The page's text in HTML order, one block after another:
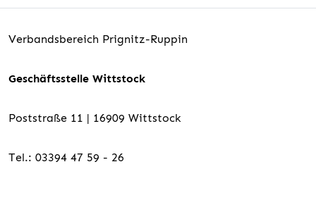
Verbandsbereich Prignitz-Ruppin
Geschäftsstelle Wittstock
Poststraße 11 | 16909 Wittstock
Tel.: 03394 47 59 - 26